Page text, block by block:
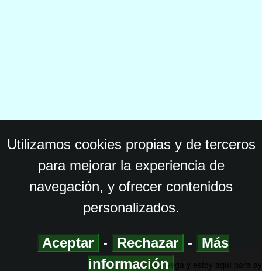
Utilizamos cookies propias y de terceros
para mejorar la experiencia de
navegación, y ofrecer contenidos
personalizados.
Aceptar - Rechazar -
Más
información